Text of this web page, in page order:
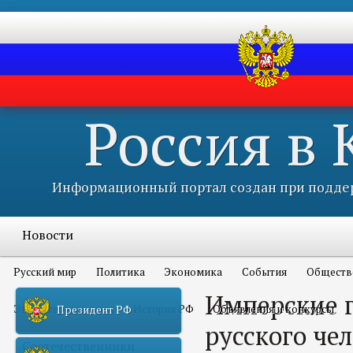
Россия в
Информационный портал создан при
Новости
Русский мир Политика Экономика События
Это интересно всем История РФ Объявления и конкурсы
Соотечественники
Президент РФ
Имперские
русского